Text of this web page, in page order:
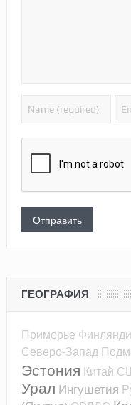
ГЕОГРАФИЯ
Приморье
Северо-Запад
Эстония Китай
Урал Ингушетия